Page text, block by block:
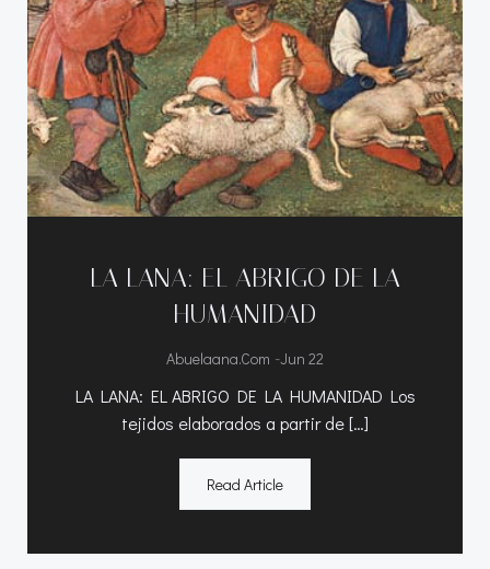
LA LANA: EL ABRIGO DE LA
HUMANIDAD
Abuelaana.com -Jun 22
LA LANA: EL ABRIGO DE LA HUMANIDAD Los
tejidos elaborados a partir de […]
Read Article